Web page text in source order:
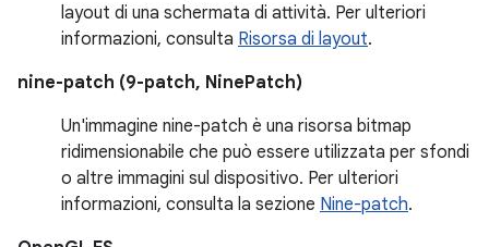
layout di una schermata di attività. Per ulteriori
informazioni, consulta Risorsa di layout.
nine-patch (9-patch, NinePatch)
Un'immagine nine-patch è una risorsa bitmap
ridimensionabile che può essere utilizzata per sfondi
o altre immagini sul dispositivo. Per ulteriori
informazioni, consulta la sezione Nine-patch.